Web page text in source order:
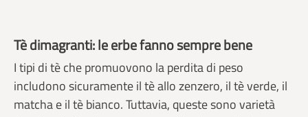
Tè dimagranti: le erbe fanno sempre bene
I tipi di tè che promuovono la perdita di peso
includono sicuramente il tè allo zenzero, il tè verde, il
matcha e il tè bianco. Tuttavia, queste sono varietà